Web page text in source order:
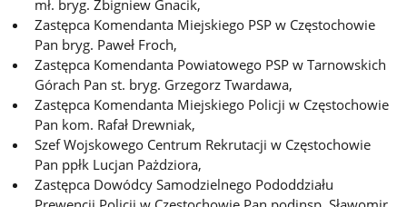
mł. bryg. Zbigniew Gnacik,
Zastępca Komendanta Miejskiego PSP w Częstochowie
Pan bryg. Paweł Froch,
Zastępca Komendanta Powiatowego PSP w Tarnowskich
Górach Pan st. bryg. Grzegorz Twardawa,
Zastępca Komendanta Miejskiego Policji w Częstochowie
Pan kom. Rafał Drewniak,
Szef Wojskowego Centrum Rekrutacji w Częstochowie
Pan ppłk Lucjan Pażdziora,
Zastępca Dowódcy Samodzielnego Pododdziału